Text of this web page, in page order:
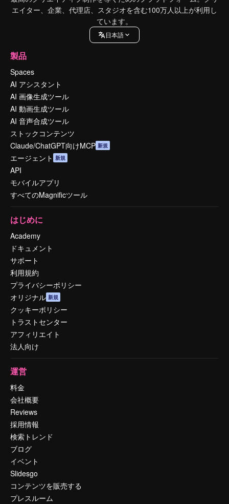
エイター、企業、代理店、スタジオを含む100万人以上が利用し
ています。
日本語
製品
Spaces
AI アシスタント
AI 画像生成ツール
AI 動画生成ツール
AI 音声合成ツール
ストックコンテンツ
Claude/ChatGPT向けMCP 新規
エージェント 新規
API
モバイルアプリ
すべてのMagnificツール
はじめに
Academy
ドキュメント
サポート
利用規約
プライバシーポリシー
オリジナル 新規
クッキーポリシー
トラストセンター
アフィリエイト
法人向け
運営
料金
会社概要
Reviews
採用情報
検索トレンド
ブログ
イベント
Slidesgo
コンテンツを販売する
プレスルーム